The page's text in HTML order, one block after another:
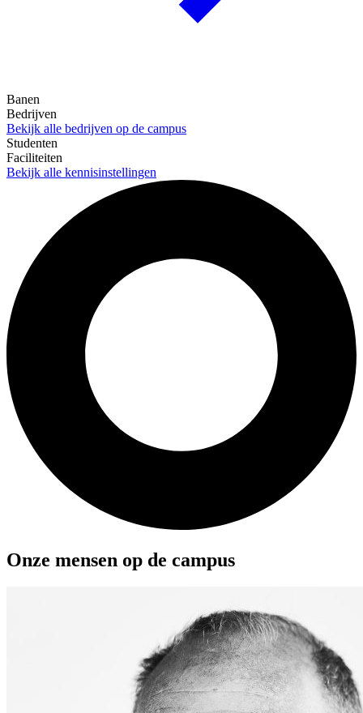
Banen
Bedrijven
Bekijk alle bedrijven op de campus
Studenten
Faciliteiten
Bekijk alle kennisinstellingen
Onze mensen op de campus